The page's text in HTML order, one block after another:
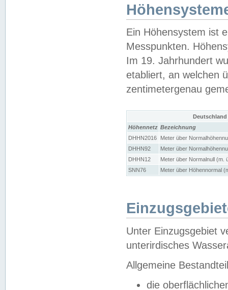
Ein Höhensystem ist
Messpunkten.
Im 19. Jahrhundert
etabliert, an welchen
zentimetergenau
Höhennetz Bezeichnung
DHHN2016
Meter über
DHHN92
Meter über
DHHN12
Meter über Normalnull (m.
SNN76
Meter über Höhennormal
Unter Einzugsgebiet
unterirdisches
Allgemeine
die